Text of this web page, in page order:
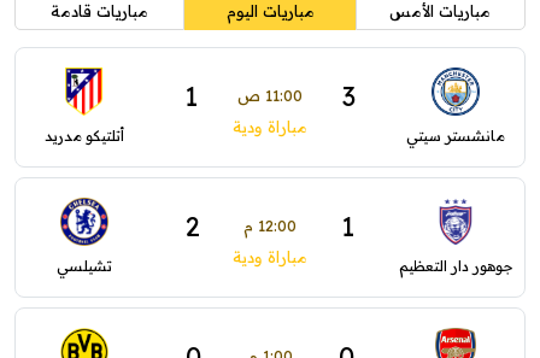
مباريات الأمس مباريات اليوم مباريات قادمة
مانشستر سيتي
3 11:00 ص 1
مباراة ودية أتلتيكو مدريد
جوهور دار التعظيم
1 12:00 م 2
مباراة ودية تشيلسي